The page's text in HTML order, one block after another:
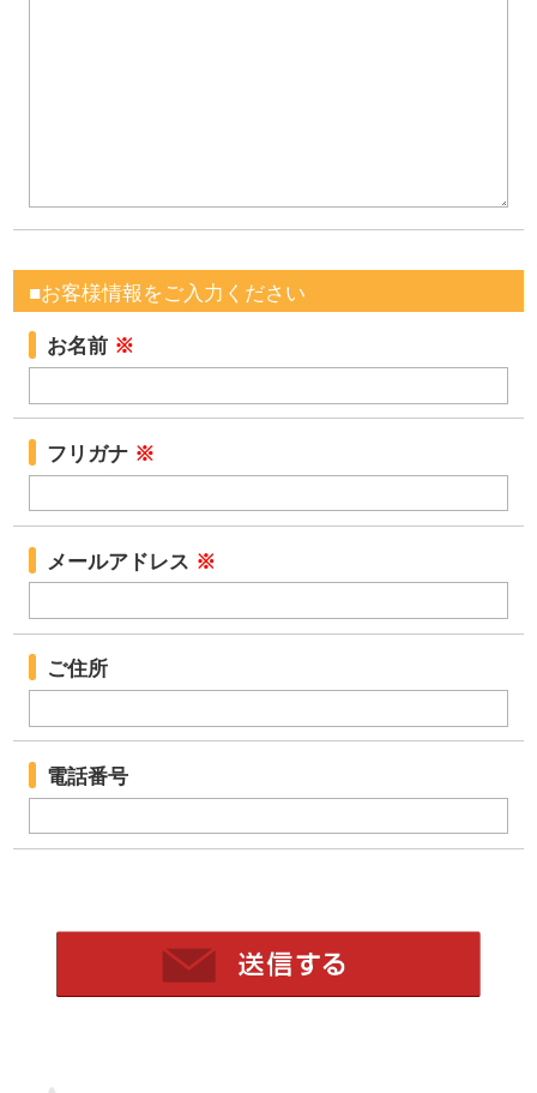
■お客様情報をご入力ください
お名前 ※
フリガナ ※
メールアドレス ※
ご住所
電話番号